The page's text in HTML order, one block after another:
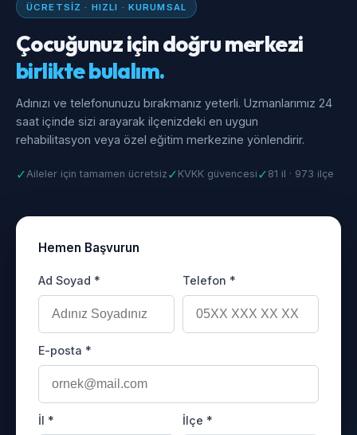
ÜCRETSIZ · HIZLI · KURUMSAL
Çocuğunuz için doğru merkezi
birlikte bulalım.
Adınızı ve telefonunuzu bırakmanız yeterli. Uzmanlarımız 24
saat içinde sizi arayarak ilçenizdeki en uygun
rehabilitasyon veya özel eğitim merkezine yönlendirir.
✓Aileler için tamamen ücretsiz ✓ KVKK güvencesi ✓ 81 il · 973 ilçe
Hemen Başvurun
Ad Soyad * Telefon *
E-posta *
İl * İlçe *